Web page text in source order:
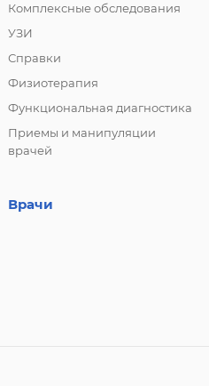
Комплексные обследования
УЗИ
Справки
Физиотерапия
Функциональная диагностика
Приемы и манипуляции
врачей
Врачи